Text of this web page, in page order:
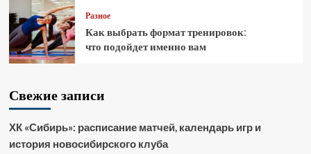
Разное
Как выбрать формат тренировок:
что подойдет именно вам
Свежие записи
ХК «Сибирь»: расписание матчей, календарь игр и
история новосибирского клуба